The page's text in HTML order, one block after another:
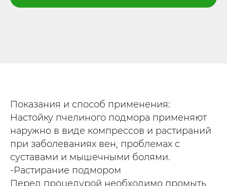
Показания и способ применения:
Настойку пчелиного подмора применяют
наружно в виде компрессов и растираний
при заболеваниях вен, проблемах с
суставами и мышечными болями.
-Растирание подмором
Перед процедурой необходимо промыть